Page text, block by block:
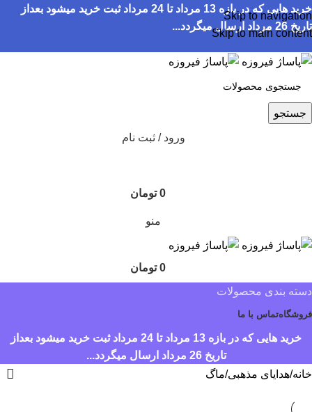
Skip to navigation
Skip to main content
خرید هایی که در بازه 13 مرداد تا 24 مرداد ثبت خرید میشود بعداز
تاریخ 26 مرداد ارسال میگردد...
جستجو
ورود / ثبت نام
0 تومان
منو
0 تومان
دسته بندی محصولات
فروشگاهتماس با ما
خرید هایی که در بازه 13 مرداد تا 24 مرداد ثبت خرید میشود بعداز
تاریخ 26 مرداد ارسال میگردد...
خانه هدایای مذهبی ماگ